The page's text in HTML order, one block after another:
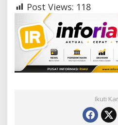
Post Views: 118
Ikuti